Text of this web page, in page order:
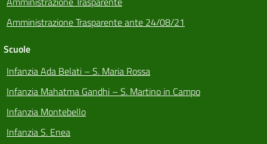
Amministrazione Trasparente ante 24/08/21
Scuole
Infanzia Ada Belati – S. Maria Rossa
Infanzia Mahatma Gandhi – S. Martino in Campo
Infanzia Montebello
Infanzia S. Enea